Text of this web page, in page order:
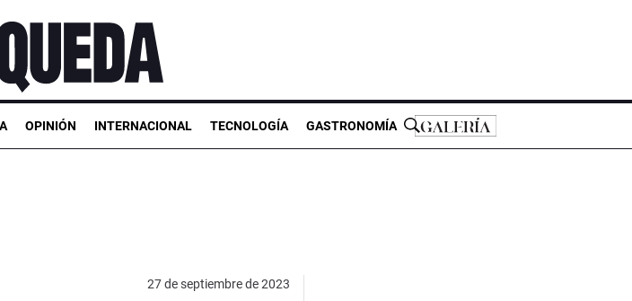
OPINIÓN INTERNACIONAL TECNOLOGÍA GASTRONOMÍA
27 de septiembre de 2023